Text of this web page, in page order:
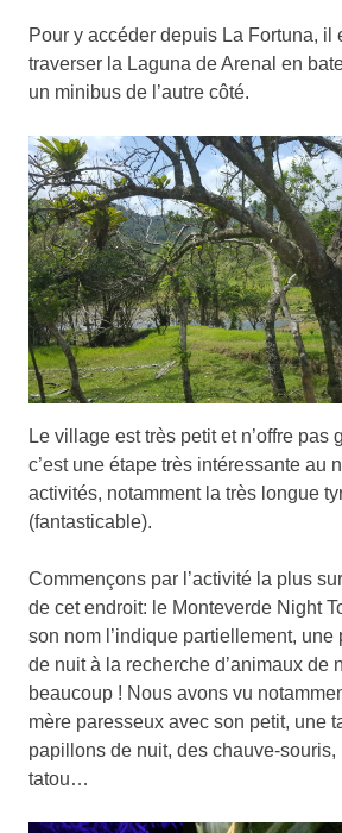
Pour y accéder depuis La Fortuna, il
traverser la Laguna de Arenal en
un minibus de l’autre côté.
Le village est très petit et n’offre pas
c’est une étape très intéressante au
activités, notamment la très longue
(fantasticable).
Commençons par l’activité la plus
de cet endroit: le Monteverde Night
son nom l’indique partiellement,
de nuit à la recherche d’animaux de
beaucoup ! Nous avons vu
mère paresseux avec son petit, une
papillons de nuit, des chauve-souris,
tatou…